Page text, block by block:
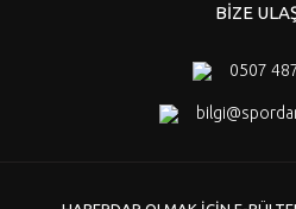
BİZE
0507